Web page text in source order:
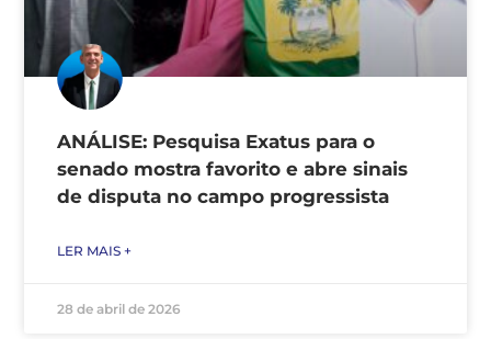
ANÁLISE: Pesquisa Exatus para o
senado mostra favorito e abre sinais
de disputa no campo progressista
LER MAIS +
28 de abril de 2026